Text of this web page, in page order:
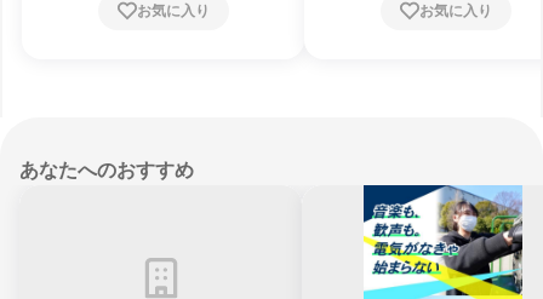
お気に入り お気に入り
あなたへのおすすめ